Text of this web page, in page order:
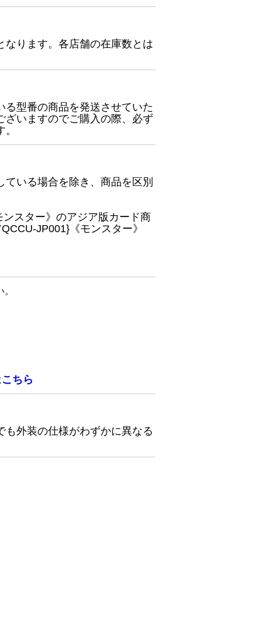
なります。各店舗の在庫数とは
型番の商品を発送させていた
ざいますのでご購入の際、必ず
いる場合を除き、商品を区別
スター》のアジア版カード商
JP001}《モンスター》
こちら
外装の仕様がわずかに異なる